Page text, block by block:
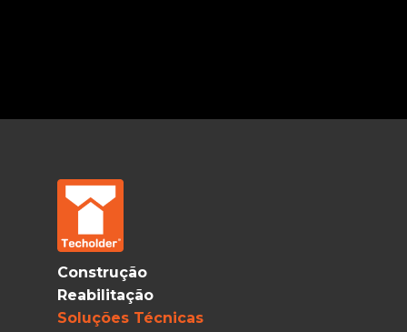
Construção
Reabilitação
Soluções Técnicas